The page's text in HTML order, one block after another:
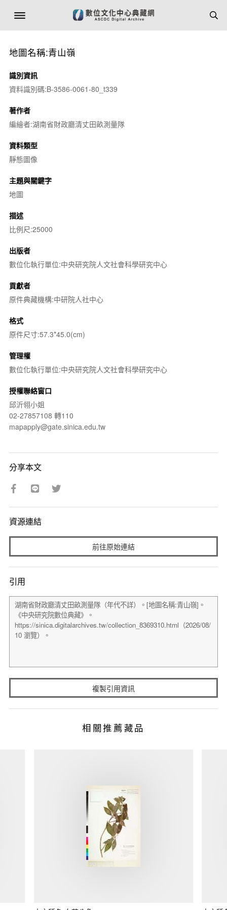
地圖名稱:青山嶺
識別資訊
資料識別碼:B-3586-0061-80_t339
著作者
編繪者:湖南省財政廳清丈田畝測量隊
資料類型
靜態圖像
主題與關鍵字
地圖
描述
比例尺:25000
出版者
數位化執行單位:中央研究院人文社會科學研究中心
貢獻者
原件典藏機構:中研院人社中心
格式
原件尺寸:57.3*45.0(cm)
管理權
數位化執行單位:中央研究院人文社會科學研究中心
授權聯絡窗口
邱沂翎小姐
02-27857108 轉110
mapapply@gate.sinica.edu.tw
分享本文
資源連結
前往原始連結
引用
複製引用資訊
相關推薦藏品